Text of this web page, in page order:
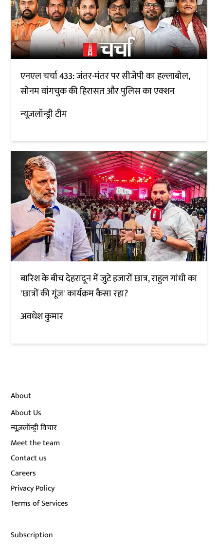
एनएल चर्चा 433: जंतर-मंतर पर सीजेपी का हल्लाबोल,
सोनम वांगचुक की हिरासत और पुलिस का एक्शन
न्यूज़लॉन्ड्री टीम
बारिश के बीच देहरादून में जुटे हजारों छात्र, राहुल गांधी का
'छात्रों की गूंज' कार्यक्रम कैसा रहा?
अवधेश कुमार
About
About Us
न्यूज़लॉन्ड्री विचार
Meet the team
Contact us
Careers
Privacy Policy
Terms of Services
Subscription